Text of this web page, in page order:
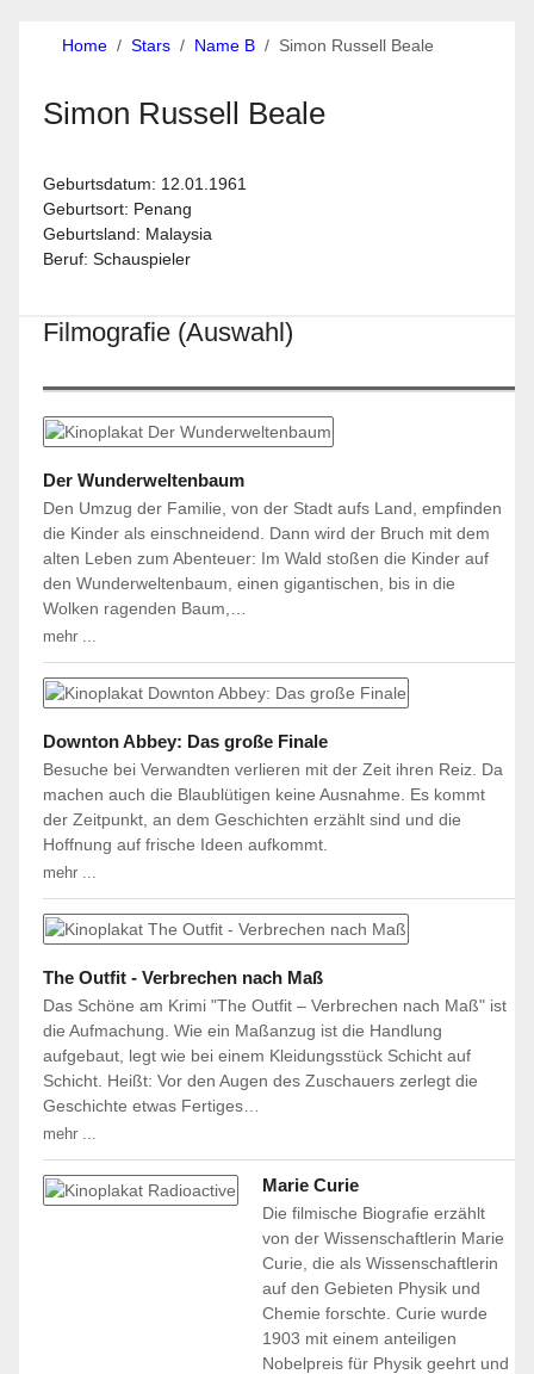
Home Stars Name B Simon Russell Beale
Simon Russell Beale
Geburtsdatum: 12.01.1961
Geburtsort: Penang
Geburtsland: Malaysia
Beruf: Schauspieler
Filmografie (Auswahl)
Der Wunderweltenbaum
Den Umzug der Familie, von der Stadt aufs Land, empfinden
die Kinder als einschneidend. Dann wird der Bruch mit dem
alten Leben zum Abenteuer: Im Wald stoßen die Kinder auf
den Wunderweltenbaum, einen gigantischen, bis in die
Wolken ragenden Baum,…
mehr ...
Downton Abbey: Das große Finale
Besuche bei Verwandten verlieren mit der Zeit ihren Reiz. Da
machen auch die Blaublütigen keine Ausnahme. Es kommt
der Zeitpunkt, an dem Geschichten erzählt sind und die
Hoffnung auf frische Ideen aufkommt.
mehr ...
The Outfit - Verbrechen nach Maß
Das Schöne am Krimi "The Outfit – Verbrechen nach Maß" ist
die Aufmachung. Wie ein Maßanzug ist die Handlung
aufgebaut, legt wie bei einem Kleidungsstück Schicht auf
Schicht. Heißt: Vor den Augen des Zuschauers zerlegt die
Geschichte etwas Fertiges…
mehr ...
Marie Curie
Die filmische Biografie erzählt
von der Wissenschaftlerin Marie
Curie, die als Wissenschaftlerin
auf den Gebieten Physik und
Chemie forschte. Curie wurde
1903 mit einem anteiligen
Nobelpreis für Physik geehrt und